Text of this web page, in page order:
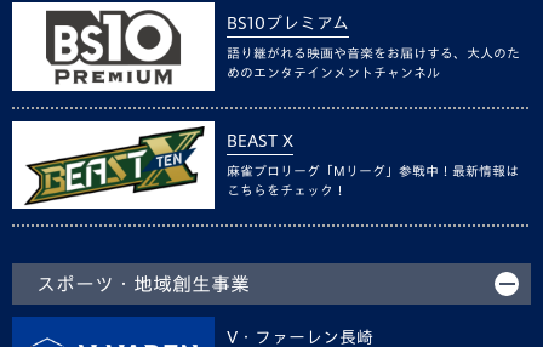
BS10プレミアム
語り継がれる映画や音楽をお届けする、大人のた
めのエンタテインメントチャンネル
BEAST X
麻雀プロリーグ「Mリーグ」参戦中！最新情報は
こちらをチェック！
スポーツ・地域創生事業
V・ファーレン長崎